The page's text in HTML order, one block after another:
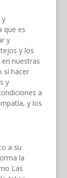
y
que es
y
y los
nuestras
sí hacer
y
a
y los
a su
la
Las